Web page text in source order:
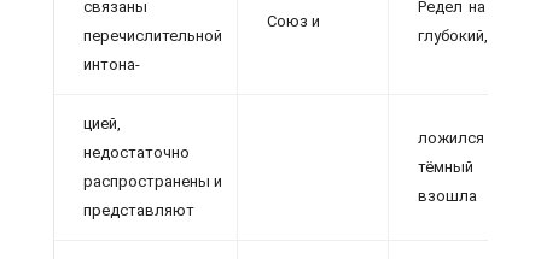
связаны
перечислительной
интона-
Союз и
Редел на небе
глубокий,
цией,
недостаточно
распространены и
представляют
ложился
тёмный
взошла